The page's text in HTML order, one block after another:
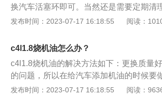
换汽车活塞环即可。当然还是需要定期清
油的一种方式吧。3.我们在日常驾驶中，
来。然后直接吧机油尺拔出，将塑料管插
的机油了，直到机油液位在正常范围内即
进行处理，而且费用不算很贵，可能也就
封气门其实就是用来防止机油渗漏到燃烧
都是会出现磨损或老化的情况。严重的话
发布时间：2023-07-17 16:18:55 阅读：
c4l1.8烧机油怎么办？
c4l1.8烧机油的解决方法如下：更换质量
的问题，所以在给汽车添加机油的时候要
生汽车积碳，油封老化等问题，通过更换
发布时间：2023-07-17 16:18:55 阅读：